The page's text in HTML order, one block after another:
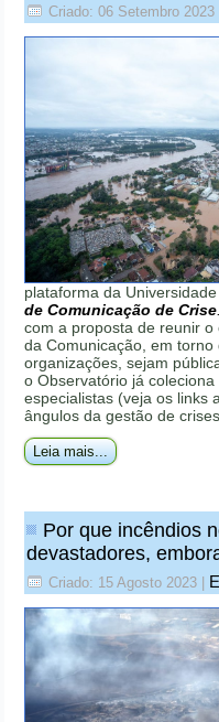
Criado: 06 Setembro 2023
plataforma da
de Comunicação de Crise
com a proposta de reunir
da Comunicação, em
organizações, sejam
o Observatório já
especialistas (veja os links
ângulos da gestão de
Leia mais...
Por que incêndios
devastadores,
Criado: 15 Agosto 2023